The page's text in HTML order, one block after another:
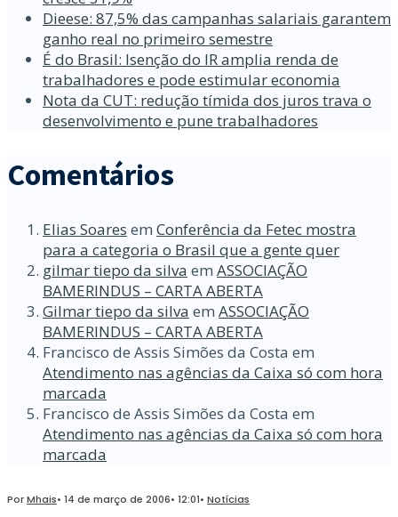
Dieese: 87,5% das campanhas salariais garantem
ganho real no primeiro semestre
É do Brasil: Isenção do IR amplia renda de
trabalhadores e pode estimular economia
Nota da CUT: redução tímida dos juros trava o
desenvolvimento e pune trabalhadores
Comentários
Elias Soares em Conferência da Fetec mostra
para a categoria o Brasil que a gente quer
gilmar tiepo da silva em ASSOCIAÇÃO
BAMERINDUS – CARTA ABERTA
Gilmar tiepo da silva em ASSOCIAÇÃO
BAMERINDUS – CARTA ABERTA
Francisco de Assis Simões da Costa em
Atendimento nas agências da Caixa só com hora
marcada
Francisco de Assis Simões da Costa em
Atendimento nas agências da Caixa só com hora
marcada
PorMhais• 14 de março de 2006• 12:01• Notícias